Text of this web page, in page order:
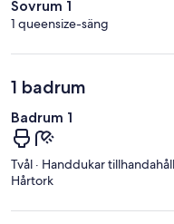
Sovrum 1
1 queensize-säng
1 badrum
Badrum 1
Tvål · Handdukar
Hårtork